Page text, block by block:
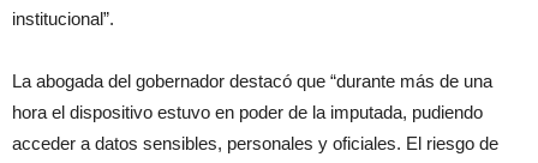
institucional”.
La abogada del gobernador destacó que “durante más de una
hora el dispositivo estuvo en poder de la imputada, pudiendo
acceder a datos sensibles, personales y oficiales. El riesgo de